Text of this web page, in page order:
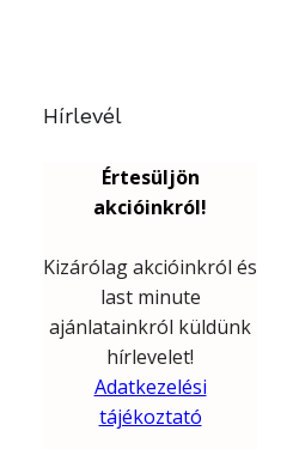
Hírlevél